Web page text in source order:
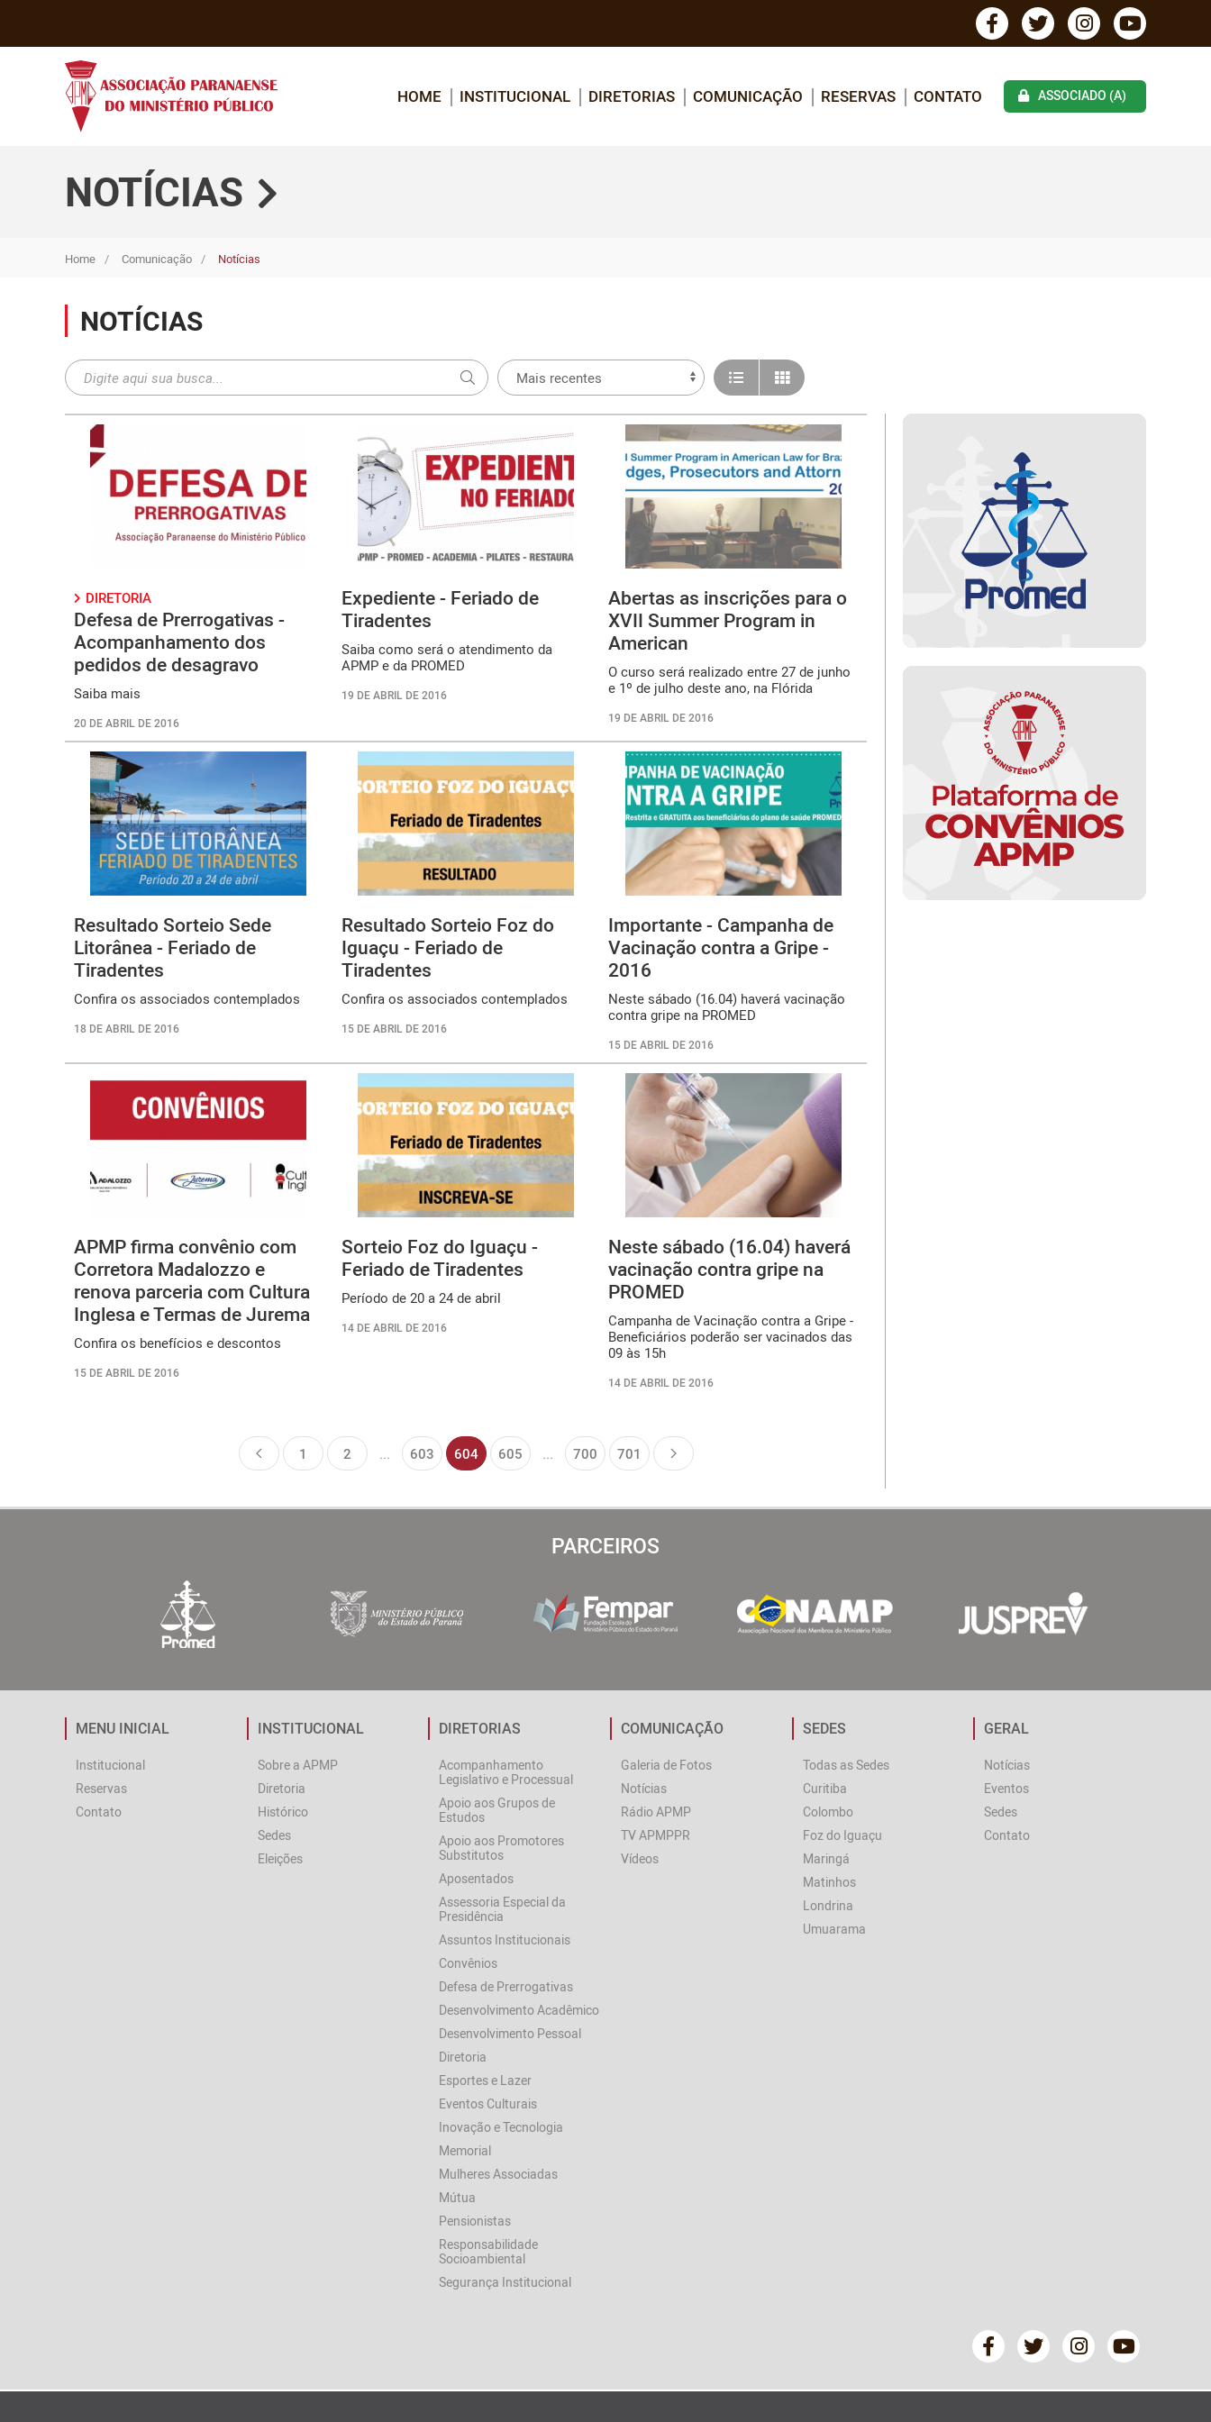
HOME INSTITUCIONAL DIRETORIAS COMUNICAÇÃO RESERVAS CONTATO ASSOCIADO (A)
NOTÍCIAS
Home Comunicação Notícias
NOTÍCIAS
DIRETORIA
Defesa de Prerrogativas -
Acompanhamento dos
pedidos de desagravo
Saiba mais
20 DE ABRIL DE 2016
Expediente - Feriado de
Tiradentes
Saiba como será o atendimento da
APMP e da PROMED
19 DE ABRIL DE 2016
Abertas as inscrições para o
XVII Summer Program in
American
O curso será realizado entre 27 de junho
e 1º de julho deste ano, na Flórida
19 DE ABRIL DE 2016
Resultado Sorteio Sede
Litorânea - Feriado de
Tiradentes
Confira os associados contemplados
18 DE ABRIL DE 2016
Resultado Sorteio Foz do
Iguaçu - Feriado de
Tiradentes
Confira os associados contemplados
15 DE ABRIL DE 2016
Importante - Campanha de
Vacinação contra a Gripe -
2016
Neste sábado (16.04) haverá vacinação
contra gripe na PROMED
15 DE ABRIL DE 2016
APMP firma convênio com
Corretora Madalozzo e
renova parceria com Cultura
Inglesa e Termas de Jurema
Confira os benefícios e descontos
15 DE ABRIL DE 2016
Sorteio Foz do Iguaçu -
Feriado de Tiradentes
Período de 20 a 24 de abril
14 DE ABRIL DE 2016
Neste sábado (16.04) haverá
vacinação contra gripe na
PROMED
Campanha de Vacinação contra a Gripe -
Beneficiários poderão ser vacinados das
09 às 15h
14 DE ABRIL DE 2016
1 2 ... 603 604 605 ... 700 701
PARCEIROS
MENU INICIAL
Institucional
Reservas
Contato
INSTITUCIONAL
Sobre a APMP
Diretoria
Histórico
Sedes
Eleições
DIRETORIAS
Acompanhamento
Legislativo e Processual
Apoio aos Grupos de
Estudos
Apoio aos Promotores
Substitutos
Aposentados
Assessoria Especial da
Presidência
Assuntos Institucionais
Convênios
Defesa de Prerrogativas
Desenvolvimento Acadêmico
Desenvolvimento Pessoal
Diretoria
Esportes e Lazer
Eventos Culturais
Inovação e Tecnologia
Memorial
Mulheres Associadas
Mútua
Pensionistas
Responsabilidade
Socioambiental
Segurança Institucional
COMUNICAÇÃO
Galeria de Fotos
Notícias
Rádio APMP
TV APMPPR
Vídeos
SEDES
Todas as Sedes
Curitiba
Colombo
Foz do Iguaçu
Maringá
Matinhos
Londrina
Umuarama
GERAL
Notícias
Eventos
Sedes
Contato